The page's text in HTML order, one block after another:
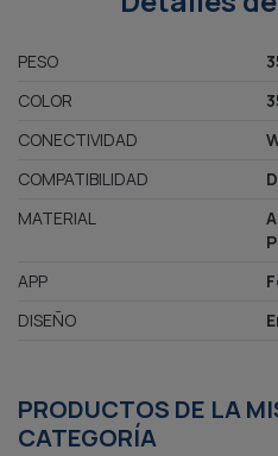
PESO
COLOR
CONECTIVIDAD
COMPATIBILIDAD
MATERIAL
APP
DISEÑO
PRODUCTOS DE LA
CATEGORÍA